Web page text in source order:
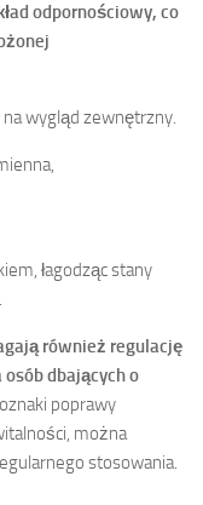
odpornościowy, co
wygląd zewnętrzny.
łagodząc stany
również regulację
dbających o
poprawy
można
stosowania.